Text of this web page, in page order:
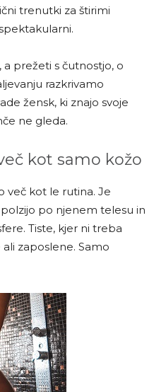
trenutki za štirimi
a prežeti s čutnostjo, o
razkrivamo
žensk, ki znajo svoje
ne gleda.
kot samo kožo
več kot le rutina. Je
po njenem telesu in
Tiste, kjer ni treba
zaposlene. Samo